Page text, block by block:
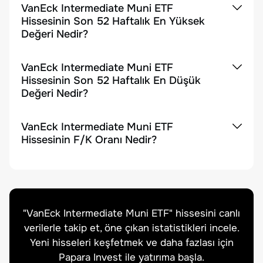
VanEck Intermediate Muni ETF
Hissesinin Son 52 Haftalık En Yüksek
Değeri Nedir?
VanEck Intermediate Muni ETF
Hissesinin Son 52 Haftalık En Düşük
Değeri Nedir?
VanEck Intermediate Muni ETF
Hissesinin F/K Oranı Nedir?
"VanEck Intermediate Muni ETF" hissesini canlı
verilerle takip et, öne çıkan istatistikleri incele.
Yeni hisseleri keşfetmek ve daha fazlası için
Papara Invest ile yatırıma başla.